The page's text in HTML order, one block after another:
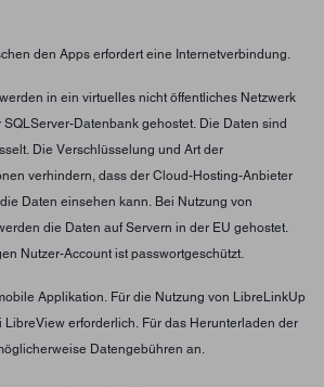
den Apps erfordert eine Internetverbindung.
in ein virtuelles nicht öffentliches Netzwerk
Datenbank gehostet. Die Daten sind
Die Verschlüsselung und Art der
verhindern, dass der Cloud-Hosting-Anbieter
Daten einsehen kann. Bei Nutzung von
die Daten auf Servern in der EU gehostet.
Nutzer-Account ist passwortgeschützt.
Applikation. Für die Nutzung von LibreLinkUp
erforderlich. Für das Herunterladen der
Datengebühren an.